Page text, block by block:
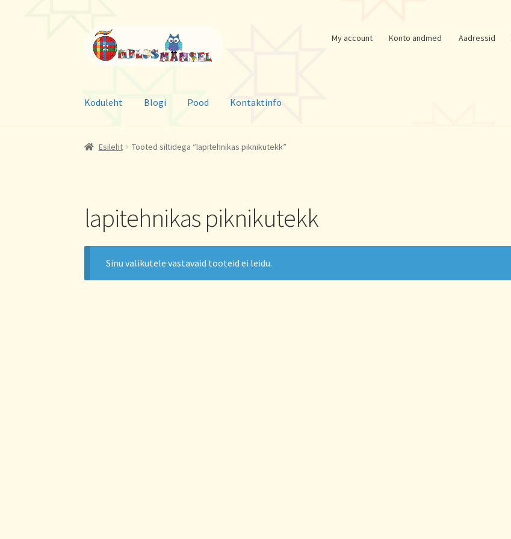
Liigu
navigeerimisele
Liigu
sisu
juurde
My account Konto andmed Aadressid
Koduleht Blogi Pood Kontaktinfo
Esileht Tooted siltidega “lapitehnikas piknikutekk”
lapitehnikas piknikutekk
Sinu valikutele vastavaid tooteid ei leidu.